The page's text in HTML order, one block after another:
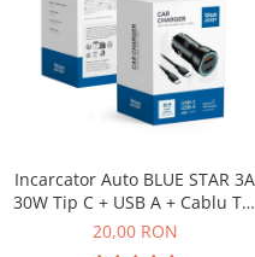
Incarcator Auto BLUE STAR 3A
30W Tip C + USB A + Cablu Tip
C la Tip C PD QC3.0 AFC PPS -
20,00 RON